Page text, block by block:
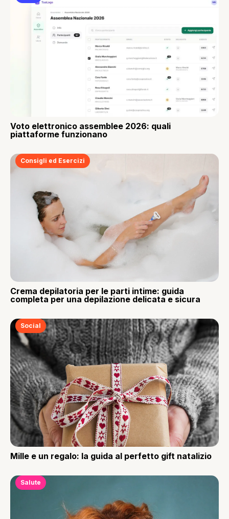
Voto elettronico assemblee 2026: quali
piattaforme funzionano
Consigli ed Esercizi
Crema depilatoria per le parti intime: guida
completa per una depilazione delicata e sicura
Social
Mille e un regalo: la guida al perfetto gift natalizio
Salute